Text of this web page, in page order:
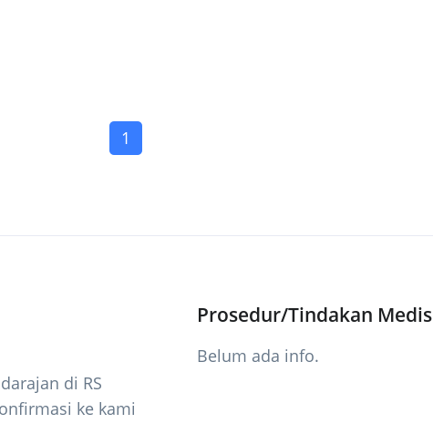
1
di RS
ke kami
Prosedur/Tindakan Medis
Belum ada info.